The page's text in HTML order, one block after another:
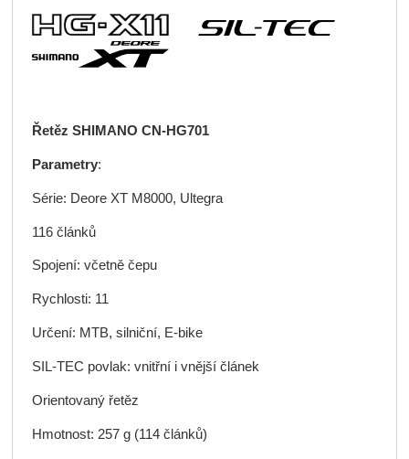
Řetěz SHIMANO CN-HG701
Parametry:
Série: Deore XT M8000, Ultegra
116 článků
Spojení: včetně čepu
Rychlosti: 11
Určení: MTB, silniční, E-bike
SIL-TEC povlak: vnitřní i vnější článek
Orientovaný řetěz
Hmotnost: 257 g (114 článků)